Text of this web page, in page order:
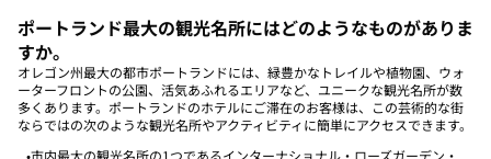
ポートランド最大の観光名所にはどのようなものがありま
すか。
オレゴン州最大の都市ポートランドには、緑豊かなトレイルや植物園、ウォ
ーターフロントの公園、活気あふれるエリアなど、ユニークな観光名所が数
多くあります。ポートランドのホテルにご滞在のお客様は、この芸術的な街
ならではの次のような観光名所やアクティビティに簡単にアクセスできます。
•市内最大の観光名所の1つであるインターナショナル・ローズガーデン・